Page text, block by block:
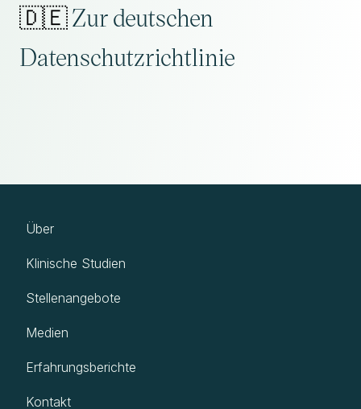
🇩🇪Zur deutschen
Datenschutzrichtlinie
Über
Klinische Studien
Stellenangebote
Medien
Erfahrungsberichte
Kontakt